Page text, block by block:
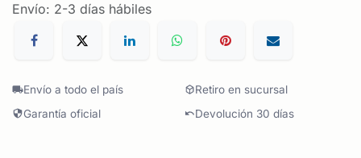
Envío: 2-3 días hábiles
Envío a todo el país
Retiro en sucursal
Garantía oficial
Devolución 30 días